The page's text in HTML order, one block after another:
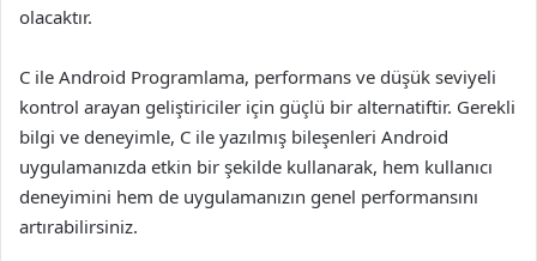
olacaktır.
C ile Android Programlama, performans ve düşük seviyeli
kontrol arayan geliştiriciler için güçlü bir alternatiftir. Gerekli
bilgi ve deneyimle, C ile yazılmış bileşenleri Android
uygulamanızda etkin bir şekilde kullanarak, hem kullanıcı
deneyimini hem de uygulamanızın genel performansını
artırabilirsiniz.